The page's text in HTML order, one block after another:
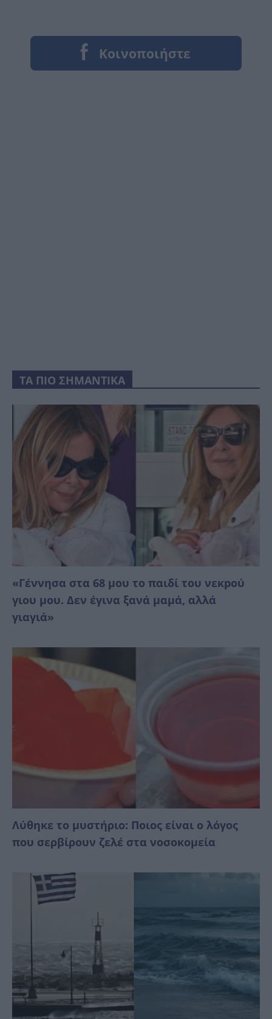
ΤΑ ΠΙΟ ΣΗΜΑΝΤΙΚΑ
«Γέννησα στα 68 μου το παιδί του νεκpού
γιου μου. Δεν έγινα ξανά μαμά, αλλά
γιαγιά»
Λύθηκε το μυστήριο: Ποιος είναι ο λόγος
που σερβίρουν ζελέ στα νοσοκομεία